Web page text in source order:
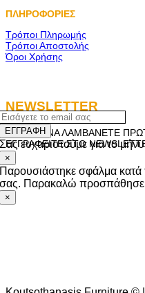
ΠΛΗΡΟΦΟΡΙΕΣ
Τρόποι Πληρωμής
Τρόποι Αποστολής
Όροι Χρήσης
NEWSLETTER
ΘΕΛΕΤΕ ΝΑ ΛΑΜΒΑΝΕΤΕ
ΕΓΓΡΑΦΕΙΤΕ ΣΤΟ
ΕΓΓΡΑΦΗ
Σας ευχαριστούμε για το
×
Παρουσιάστηκε σφάλμα κατά
σας. Παρακαλώ προσπάθησε
×